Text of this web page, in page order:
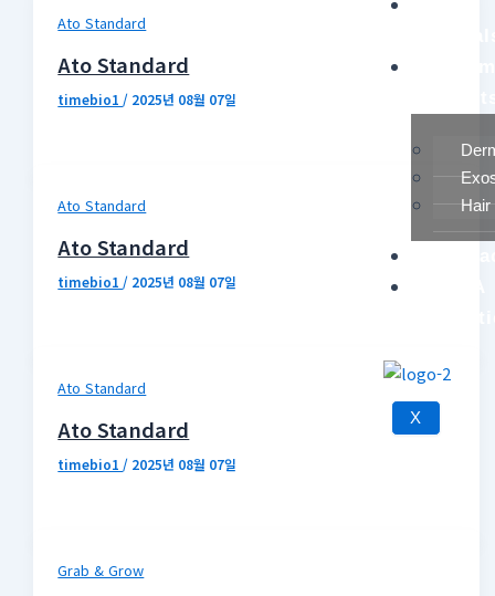
Hair
X
Ato Standard
Ato Standard
timebio1 / 2025년 08월 07일
Ato Standard
Ato Standard
timebio1 / 2025년 08월 07일
Ato Standard
Ato Standard
timebio1 / 2025년 08월 07일
Grab & Grow